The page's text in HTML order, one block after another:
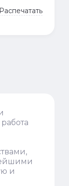
Распечатать
и